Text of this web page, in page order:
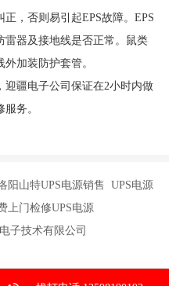
，否则易引起EPS故障。EPS
雷器及接地线是否正常。鼠类
加装防护套管。
迎疆电子公司保证在2小时内做
务。
阳山特UPS电源销售 UPS电源
上门检修UPS电源
子技术有限公司